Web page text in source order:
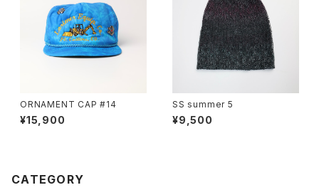
ORNAMENT CAP #14
¥15,900
SS summer 5
¥9,500
CATEGORY